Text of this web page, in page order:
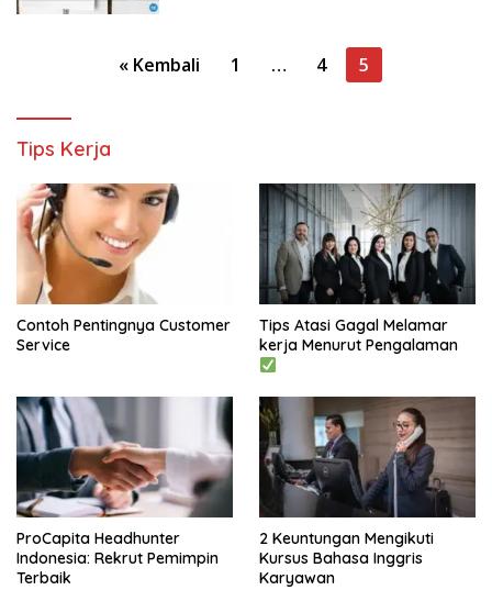
« Kembali 1 … 4 5
Tips Kerja
Contoh Pentingnya Customer
Service
Tips Atasi Gagal Melamar
kerja Menurut Pengalaman
ProCapita Headhunter
Indonesia: Rekrut Pemimpin
Terbaik
2 Keuntungan Mengikuti
Kursus Bahasa Inggris
Karyawan